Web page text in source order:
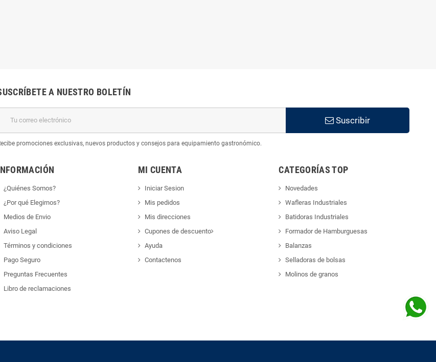
A NUESTRO BOLETÍN
Suscribir
promociones exclusivas, nuevos productos y consejos para equipamiento gastronómico.
¿Quiénes Somos?
¿Por qué Elegirnos?
Medios de Envio
Aviso Legal
Términos y condiciones
Pago Seguro
Preguntas Frecuentes
Libro de reclamaciones
MI CUENTA
Iniciar Sesion
Mis pedidos
Mis direcciones
Cupones de descuento
Ayuda
Contactenos
CATEGORÍAS TOP
Novedades
Wafleras Industriales
Batidoras Industriales
Formador de Hamburguesas
Balanzas
Selladoras de bolsas
Molinos de granos